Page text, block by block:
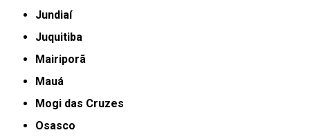
Jundiaí
Juquitiba
Mairiporã
Mauá
Mogi das Cruzes
Osasco